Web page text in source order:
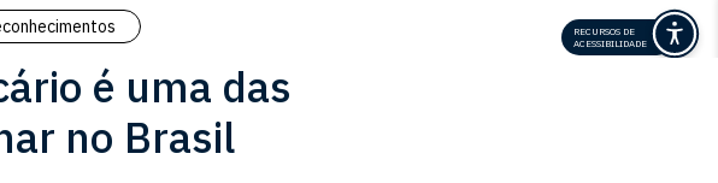
RECURSOS DE
ACESSIBILIDADE
é uma das
no Brasil